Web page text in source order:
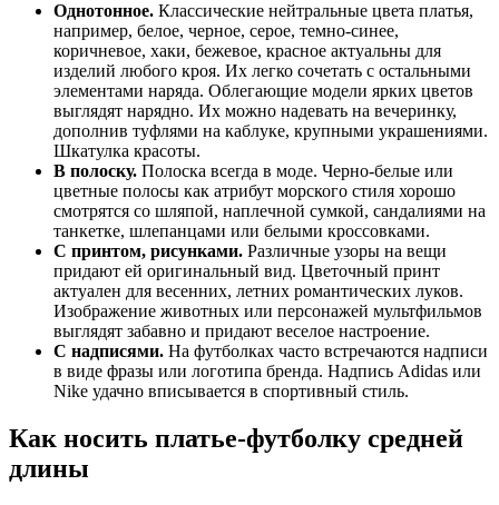
Однотонное. Классические нейтральные цвета платья,
например, белое, черное, серое, темно-синее,
коричневое, хаки, бежевое, красное актуальны для
изделий любого кроя. Их легко сочетать с остальными
элементами наряда. Облегающие модели ярких цветов
выглядят нарядно. Их можно надевать на вечеринку,
дополнив туфлями на каблуке, крупными украшениями.
Шкатулка красоты.
В полоску. Полоска всегда в моде. Черно-белые или
цветные полосы как атрибут морского стиля хорошо
смотрятся со шляпой, наплечной сумкой, сандалиями на
танкетке, шлепанцами или белыми кроссовками.
С принтом, рисунками. Различные узоры на вещи
придают ей оригинальный вид. Цветочный принт
актуален для весенних, летних романтических луков.
Изображение животных или персонажей мультфильмов
выглядят забавно и придают веселое настроение.
С надписями. На футболках часто встречаются надписи
в виде фразы или логотипа бренда. Надпись Adidas или
Nike удачно вписывается в спортивный стиль.
Как носить платье-футболку средней
длины